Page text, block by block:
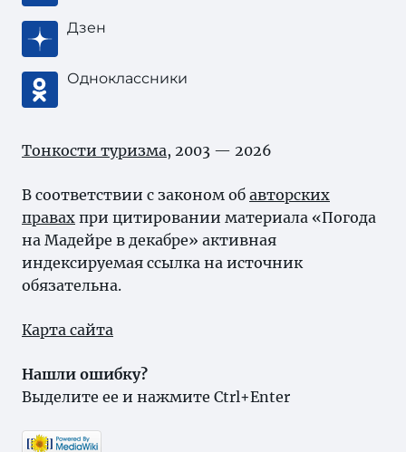
Дзен
Одноклассники
Тонкости туризма, 2003 — 2026
В соответствии с законом об авторских
правах при цитировании материала «Погода
на Мадейре в декабре» активная
индексируемая ссылка на источник
обязательна.
Карта сайта
Нашли ошибку?
Выделите ее и нажмите Ctrl+Enter